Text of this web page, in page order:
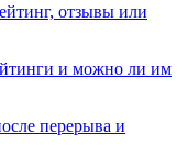
отзывы или
и можно ли им
перерыва и